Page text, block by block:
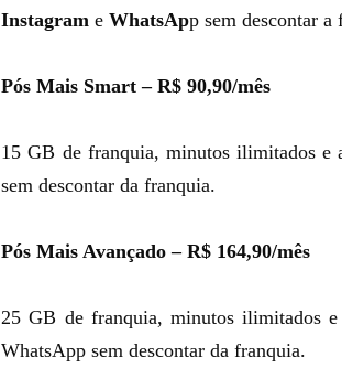
InstagrameWhatsApp sem descontar a
Pós Mais Smart – R$ 90,90/mês
15 GB de franquia, minutos ilimitados e
sem descontar da franquia.
Pós Mais Avançado – R$ 164,90/mês
25 GB de franquia, minutos ilimitados e
WhatsApp sem descontar da franquia.